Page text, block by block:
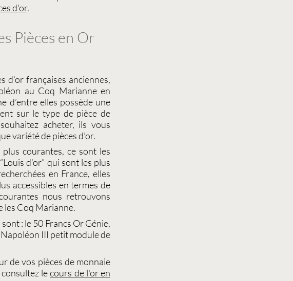
d'or.
Pièces en Or
d’or françaises anciennes,
au Coq Marianneen
d’entre elles possède une
sur le type de pièce de
acheter, ils vous
variété depièces d’or.
plus courantes, ce sont les
Louis d’or” qui sont les plus
en France, elles
accessibles en termes de
nous retrouvons
les Coq Marianne.
: le50 Francs Or Génie,
III petit module de
de vos pièces de monnaie
consultez lecours de l'or en